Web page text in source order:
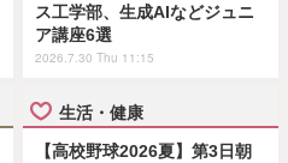
ス工学部、生成AIなどジュニ
ア講座6選
2026.7.30 Thu 11:15
生活・健康
【高校野球2026夏】第3日朝